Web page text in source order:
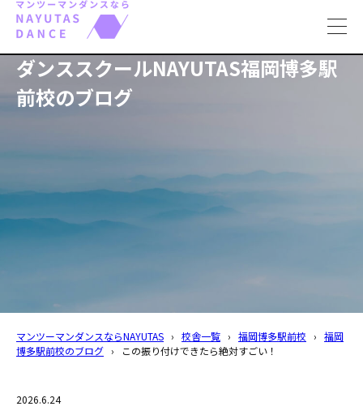
ダンススクールNAYUTAS福岡博多駅
前校のブログ
マンツーマンダンスならNAYUTAS › 校舎一覧 › 福岡博多駅前校 › 福岡
博多駅前校のブログ › この振り付けできたら絶対すごい！
2026.6.24